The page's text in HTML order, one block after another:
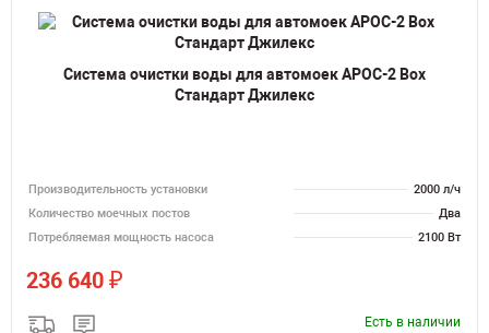
Система очистки воды для автомоек АРОС-2 Box
Стандарт Джилекс
Производительность установки
2000 л/ч
Количество моечных постов
Два
Потребляемая мощность насоса
2100 Вт
236 640 ₽
Есть в наличии